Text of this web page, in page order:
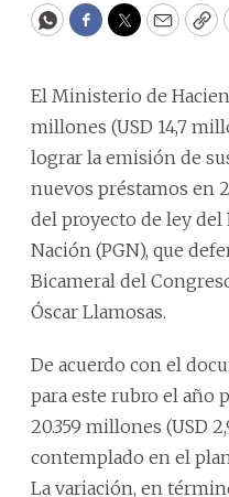
WhatsApp
Facebook
Twitter
Email
El Ministerio de
millones (USD 14,7
lograr la emisión de
nuevos préstamos en
del proyecto de ley del
Nación (PGN), que
Bicameral del
Óscar Llamosas.
De acuerdo con el
para este rubro el año
20.359 millones (USD
contemplado en el
La variación, en